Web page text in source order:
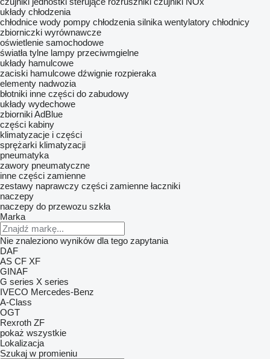
układy chłodzenia
chłodnice wody pompy chłodzenia silnika wentylatory chłodnicy
zbiorniczki wyrównawcze
oświetlenie samochodowe
światła tylne lampy przeciwmgielne
układy hamulcowe
zaciski hamulcowe dźwignie rozpieraka
elementy nadwozia
błotniki inne części do zabudowy
układy wydechowe
zbiorniki AdBlue
części kabiny
klimatyzacje i części
sprężarki klimatyzacji
pneumatyka
zawory pneumatyczne
inne części zamienne
zestawy naprawczy części zamienne łaczniki
naczepy
naczepy do przewozu szkła
Marka
Nie znaleziono wyników dla tego zapytania
DAF
AS CF XF
GINAF
G series X series
IVECO Mercedes-Benz
A-Class
OGT
Rexroth ZF
pokaż wszystkie
Lokalizacja
Szukaj w promieniu